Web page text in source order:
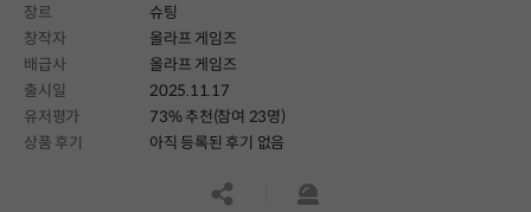
장르
슈팅
창작자
올라프 게임즈
배급사
올라프 게임즈
출시일
2025.11.17
유저평가
73% 추천(참여 23명)
상품 후기
아직 등록된 후기 없음
공유하기신고하기